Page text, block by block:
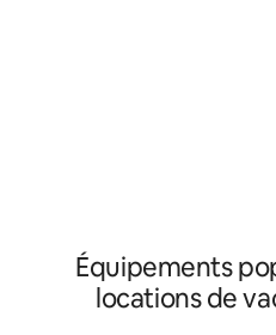
cuisinière, pinces inclus/les
apportent leurs propres
Prise en charge et retour
Équipements
locations de